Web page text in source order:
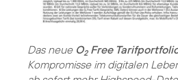
Das neue O2Free
Kompromisse im digitalen